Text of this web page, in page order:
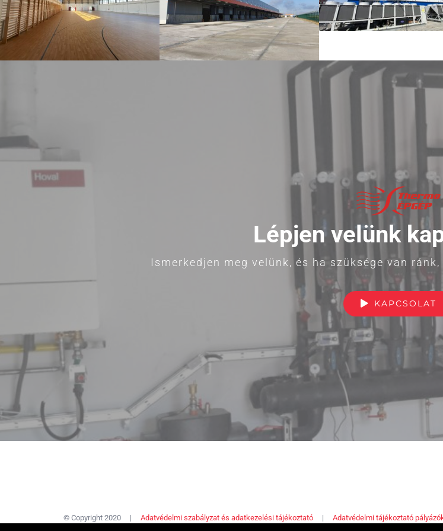
Lépjen velünk
Ismerkedjen meg velünk, és ha szüksége van
KAPCSOLAT
© Copyright 2020 |Adatvédelmi szabályzat és adatkezelési tájékoztató |Adatvédelmi tájékoztató